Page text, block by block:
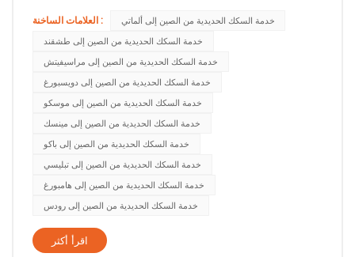
ننتهز هذه الفرصة للتعبير عن خالص تمنياتنا شكرًا لكم على تعاوننا
ودعمنا خلال العام الماضي، شكرً...
العلامات الساخنة :
خدمة السكك الحديدية من الصين إلى ألماتي
خدمة السكك الحديدية من الصين إلى طشقند
خدمة السكك الحديدية من الصين إلى مراسيفيتش
خدمة السكك الحديدية من الصين إلى دويسبورغ
خدمة السكك الحديدية من الصين إلى موسكو
خدمة السكك الحديدية من الصين إلى مينسك
خدمة السكك الحديدية من الصين إلى باكو
خدمة السكك الحديدية من الصين إلى تبليسي
خدمة السكك الحديدية من الصين إلى هامبورغ
خدمة السكك الحديدية من الصين إلى رودس
اقرأ أكثر